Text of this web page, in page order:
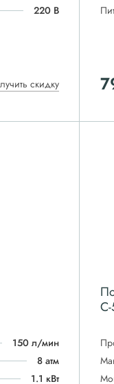
220 В
скидку
150 л/мин
8 атм
1.1 кВт
С-